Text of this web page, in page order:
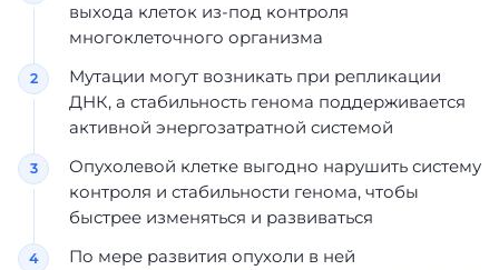
выхода клеток из-под контроля
многоклеточного организма
Мутации могут возникать при репликации
ДНК, а стабильность генома поддерживается
активной энергозатратной системой
Опухолевой клетке выгодно нарушить систему
контроля и стабильности генома, чтобы
быстрее изменяться и развиваться
По мере развития опухоли в ней